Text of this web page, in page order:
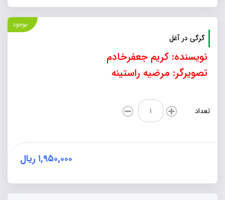
موجود
گرگی در آغل
نویسنده: کریم جعفرخادم
تصویرگر: مرضیه راستینه
تعداد
گرگی
در
آغل
۱,۹۵۰,۰۰۰ ریال